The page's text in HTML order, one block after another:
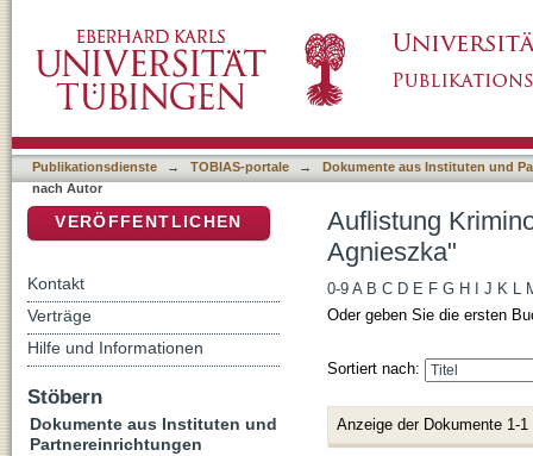
Publikationsdienste → TOBIAS-portale →
Dokumente aus Instituten und
nach Autor
Auflistung
Agnieszka"
0-9 A B C D E F G H J K L
Oder geben Sie die ersten
Sortiert nach:
Anzeige der Dokumente 1-1
VERÖFFENTLICHEN
Kontakt
Verträge
Hilfe und Informationen
Stöbern
Dokumente aus Instituten und
Partnereinrichtungen